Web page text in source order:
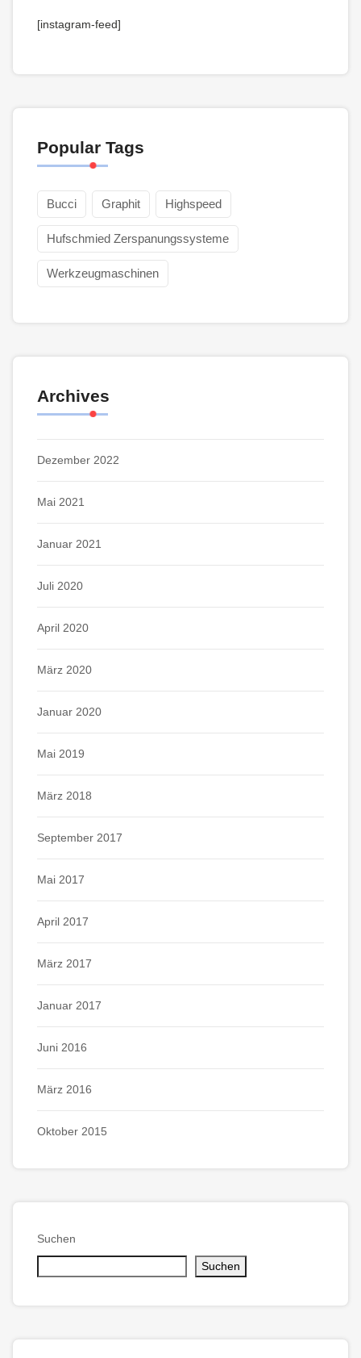
[instagram-feed]
Popular Tags
Bucci Graphit Highspeed
Hufschmied Zerspanungssysteme
Werkzeugmaschinen
Archives
Dezember 2022
Mai 2021
Januar 2021
Juli 2020
April 2020
März 2020
Januar 2020
Mai 2019
März 2018
September 2017
Mai 2017
April 2017
März 2017
Januar 2017
Juni 2016
März 2016
Oktober 2015
Suchen
Suchen